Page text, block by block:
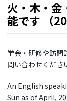
火・木・金
能です （
学会・研修や訪問
問い合わせくださ
An English
Sun as of April,